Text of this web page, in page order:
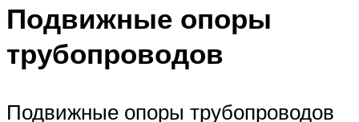
Подвижные опоры
трубопроводов
Подвижные опоры трубопроводов